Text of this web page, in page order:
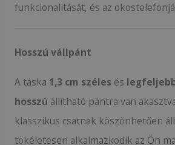
funkcionalitását, és az
Hosszú vállpánt
A táska 1,3 cm szélesés
hosszú állítható pántra van
klasszikus csatnak köszönhetően
tökéletesen alkalmazkodik az Ön